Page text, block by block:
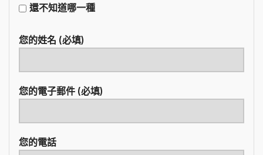
還不知道哪一種
您的姓名 (必填)
您的電子郵件 (必填)
您的電話